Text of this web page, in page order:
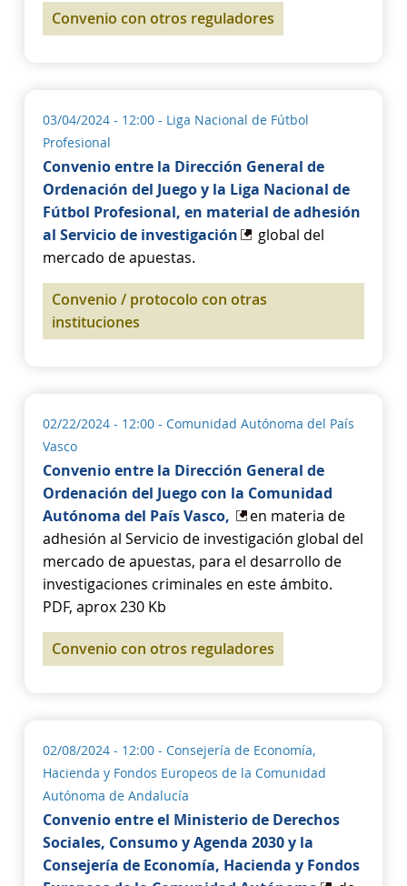
Convenio con otros reguladores
03/04/2024 - 12:00 - Liga Nacional de Fútbol
Profesional
Convenio entre la Dirección General de
Ordenación del Juego y la Liga Nacional de
Fútbol Profesional, en material de adhesión
al Servicio de investigación
global del
mercado de apuestas.
Convenio / protocolo con otras
instituciones
02/22/2024 - 12:00 - Comunidad Autónoma del País
Vasco
Convenio entre la Dirección General de
Ordenación del Juego con la Comunidad
Autónoma del País Vasco,
en materia de
adhesión al Servicio de investigación global del
mercado de apuestas, para el desarrollo de
investigaciones criminales en este ámbito.
PDF, aprox 230 Kb
Convenio con otros reguladores
02/08/2024 - 12:00 - Consejería de Economía,
Hacienda y Fondos Europeos de la Comunidad
Autónoma de Andalucía
Convenio entre el Ministerio de Derechos
Sociales, Consumo y Agenda 2030 y la
Consejería de Economía, Hacienda y Fondos